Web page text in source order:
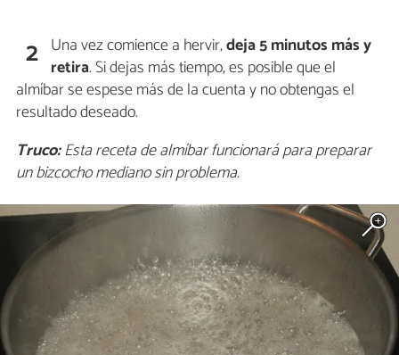
2 Una vez comience a hervir,deja 5 minutos más y
retira. Si dejas más tiempo, es posible que el
almíbar se espese más de la cuenta y no obtengas el
resultado deseado.
Truco:Esta receta de almíbar funcionará para preparar
un bizcocho mediano sin problema.